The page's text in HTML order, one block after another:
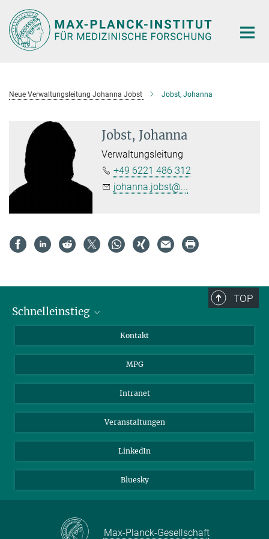
Hauptinhalt
Neue Verwaltungsleitung Johanna Jobst Jobst, Johanna
Jobst, Johanna
Verwaltungsleitung
+49 6221 486 312
johanna.jobst@...
TOP
Schnelleinstieg
Wissenschaftler*innen
Studierende
Bewerber*innen
Kontakt
MPG
Intranet
Veranstaltungen
LinkedIn
Bluesky
Max-Planck-Gesellschaft